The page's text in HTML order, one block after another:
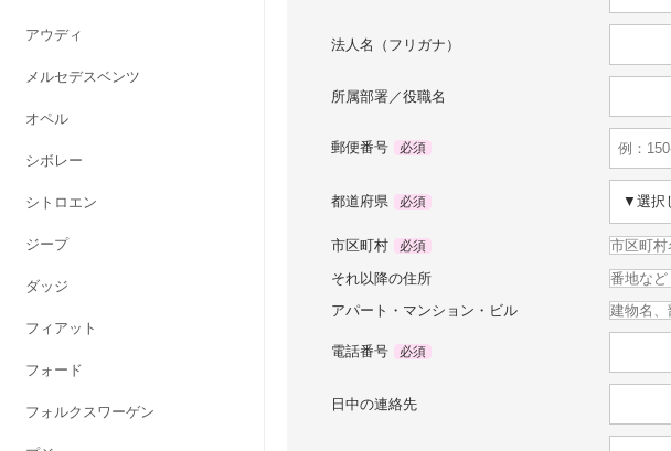
アウディ
メルセデスベンツ
オペル
シボレー
シトロエン
ジープ
ダッジ
フィアット
フォード
フォルクスワーゲン
法人名（フリガナ）
所属部署／役職名
郵便番号 必須
都道府県 必須
市区町村 必須
それ以降の住所
アパート・マンション・ビル
電話番号 必須
日中の連絡先